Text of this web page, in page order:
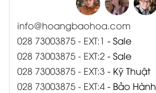
info@hoangbaohoa.com
028 73003875 - EXT:1 - Sale
028 73003875 - EXT:2- Sale
028 73003875 - EXT:3 - Kỹ Thuật
028 73003875 - EXT:4- Bảo Hành